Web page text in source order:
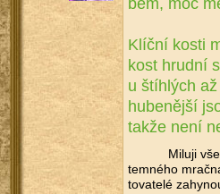
bem, moc
Klíč­ní kosti
kost hrud­ní
u štíh­lých
hu­be­něj­ší
takže není
Mi­lu­ji
tem­né­ho
to­va­te­lé